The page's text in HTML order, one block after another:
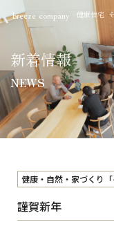
breeze company 健康住宅
新着情報
NEWS
健康・自然・家づくり
謹賀新年